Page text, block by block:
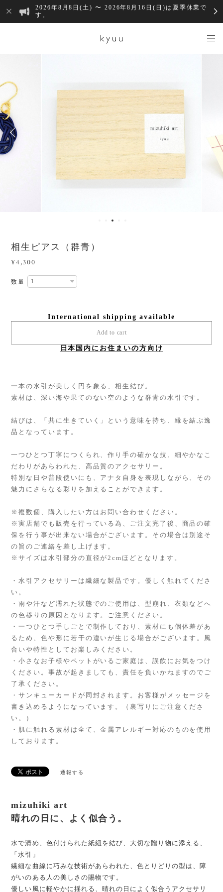
2026年8月8日(土) 〜 2026年8月16日(日)は夏季休業で
す。
相生ピアス（群青）
¥4,300
数量
International shipping available
Add to cart
日本国内にお住まいの方向け
一本の水引が美しく円を象る、相生結び。
素材は、深い海や果てのない空のような群青の水引です。
結びは、「共に生きていく」という意味を持ち、縁を結ぶ逸
品となっています。
一つひとつ丁寧につくられ、作り手の確かな技、細やかなこ
だわりがあらわれた、高品質のアクセサリー。
特別な日や普段使いにも、アナタ自身を表現しながら、その
魅力にさらなる彩りを加えることができます。
※複数個、購入したい方はお問い合わせください。
※実店舗でも販売を行っている為、ご注文完了後、商品の確
保を行う事が出来ない場合がございます。その場合は別途そ
の旨のご連絡を差し上げます。
※サイズは水引部分の直径が2cmほどとなります。
・水引アクセサリーは繊細な製品です。優しく触れてくださ
い。
・雨や汗など濡れた状態でのご使用は、型崩れ、衣類などへ
の色移りの原因となります。ご注意ください。
・一つひとつ手しごとで制作しており、素材にも個体差があ
るため、色や形に若干の違いが生じる場合がございます。風
合いや特性としてお楽しみください。
・小さなお子様やペットがいるご家庭は、誤飲にお気をつけ
ください。事故が起きましても、責任を負いかねますのでご
了承ください。
・サンキューカードが同封されます。お客様がメッセージを
書き込めるようになっています。（裏写りにご注意くださ
い。）
・肌に触れる素材は全て、金属アレルギー対応のものを使用
しております。
通報する
mizuhiki art
晴れの日に、よく似合う。
水で清め、色付けられた紙紐を結び、大切な贈り物に添える、
「水引」
繊細な曲線に巧みな技術があらわれた、色とりどりの型は、障
がいのある人の美しさの賜物です。
優しい風に軽やかに揺れる、晴れの日によく似合うアクセサリ